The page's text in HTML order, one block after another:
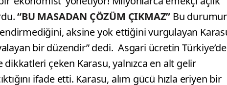
“BU MASADAN ÇÖZÜM ÇIKMAZ” Bu
aksine yok ettiğini vurgulayan
bir düzendir” dedi. Asgari ücretin Türkiye’de
çeken Karasu, yalnızca en alt gelir
ifade etti. Karasu, alım gücü hızla eriyen bir